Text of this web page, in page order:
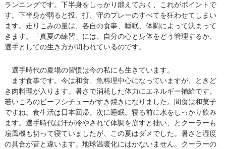
ランニングです。下半身をしっかり鍛えておく、これがポイントで
す。下半身が弱ると投、打、守のプレーのすべてを狂わせてしまい
ます。走りこみの量は、各自の食事、睡眠、体調によって決まって
きます。「真夏の練習」には、自分の心と身体をどう管理するか、
選手としての生き方が問われているのです。
選手時代の夏場の習慣は今の私にも生きています。
まず食事です。今は和食、魚料理中心になっていますが、ときど
き肉料理が入ります。暑さで消耗した体力にエネルギー補給です。
若いころのビーフシチューがすき焼きになりました。間食は和菓子
ですね。食生活は日本回帰。次に睡眠。寝る前に水をしっかり飲み
ます。選手時代は汗が冷やされて体調を崩すと拙い、とクーラーも
扇風機も切って寝ていましたが、この夏はダメでした。暑さと湿度
の具合が昔と違います。地球温暖化にはかないません。クーラーの